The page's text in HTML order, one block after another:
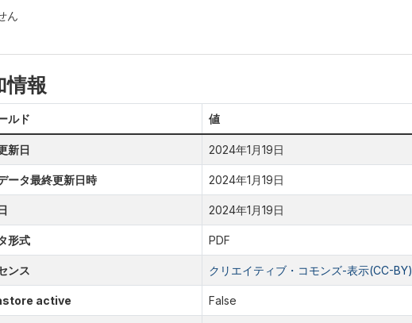
ん
情報
ルド 値
新日 2024年1月19日
ータ最終更新日時 2024年1月19日
2024年1月19日
形式 PDF
ンス クリエイティブ・コモンズ-表示(CC-BY)
active False